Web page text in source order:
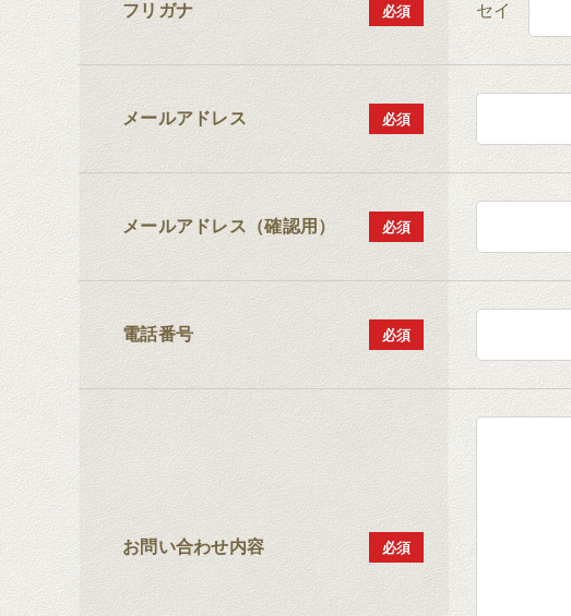
フリガナ セイ
メールアドレス
メールアドレス（確認用）
電話番号
お問い合わせ内容